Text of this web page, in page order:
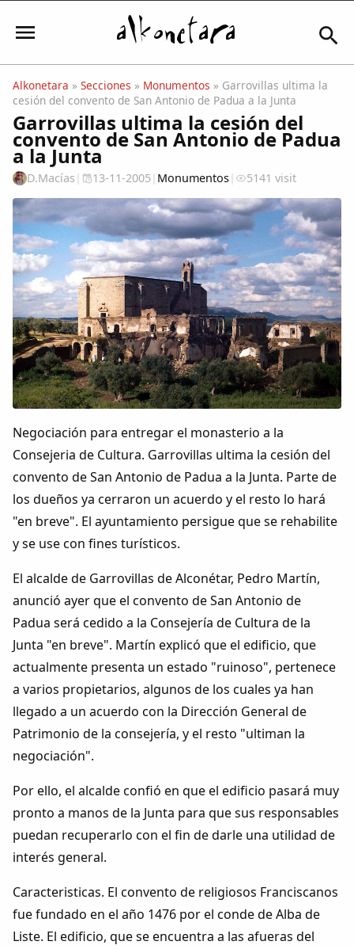
Iniciar sesión
Mi Cuenta
El Tiempo
Actualidad
Comunidad
Colaboradores
AlkoTV
Biblioteca
Periódico Alconétar
Foros
Idiosincrasia
Diccionario
Traductor
Dichos
Cancionero Local
Apodos
Peñas
La palra
Modo oscuro
Alkonetara » Secciones » Monumentos » Garrovillas ultima la
cesión del convento de San Antonio de Padua a la Junta
Garrovillas ultima la cesión del
convento de San Antonio de Padua
a la Junta
D.Macías | 13-11-2005| Monumentos| 5141 visit
Negociación para entregar el monasterio a la
Consejeria de Cultura. Garrovillas ultima la cesión del
convento de San Antonio de Padua a la Junta. Parte de
los dueños ya cerraron un acuerdo y el resto lo hará
"en breve". El ayuntamiento persigue que se rehabilite
y se use con fines turísticos.
El alcalde de Garrovillas de Alconétar, Pedro Martín,
anunció ayer que el convento de San Antonio de
Padua será cedido a la Consejería de Cultura de la
Junta "en breve". Martín explicó que el edificio, que
actualmente presenta un estado "ruinoso", pertenece
a varios propietarios, algunos de los cuales ya han
llegado a un acuerdo con la Dirección General de
Patrimonio de la consejería, y el resto "ultiman la
negociación".
Por ello, el alcalde confió en que el edificio pasará muy
pronto a manos de la Junta para que sus responsables
puedan recuperarlo con el fin de darle una utilidad de
interés general.
Caracteristicas. El convento de religiosos Franciscanos
fue fundado en el año 1476 por el conde de Alba de
Liste. El edificio, que se encuentra a las afueras del